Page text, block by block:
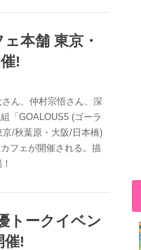
本舗 東京・
!
ん、仲村宗悟さん、深
「GOALOUS5 (ゴーラ
/秋葉原・大阪/日本橋)
フェが開催される。描
トークイベン
催!